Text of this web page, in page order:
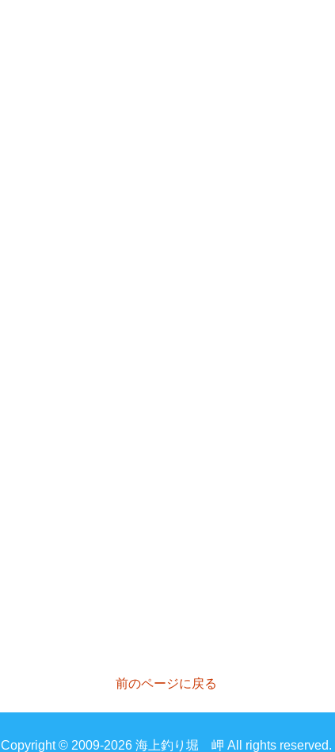
前のページに戻る
Copyright © 2009-2026 海上釣り堀 岬 All rights reserved.